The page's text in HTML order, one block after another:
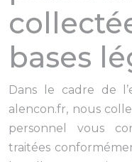
bases
Dans le cadre de
alencon.fr, nous
personnel vous
traitées